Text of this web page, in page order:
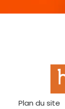
Plan du site